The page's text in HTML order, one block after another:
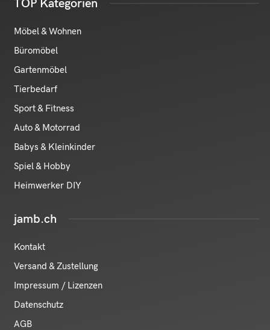
TOP Kategorien
Möbel & Wohnen
Büromöbel
Gartenmöbel
Tierbedarf
Sport & Fitness
Auto & Motorrad
Babys & Kleinkinder
Spiel & Hobby
Heimwerker DIY
jamb.ch
Kontakt
Versand & Zustellung
Impressum / Lizenzen
Datenschutz
AGB